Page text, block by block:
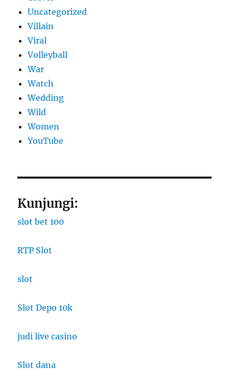
Uncategorized
Villain
Viral
Volleyball
War
Watch
Wedding
Wild
Women
YouTube
Kunjungi:
slot bet 100
RTP Slot
slot
Slot Depo 10k
judi live casino
Slot dana